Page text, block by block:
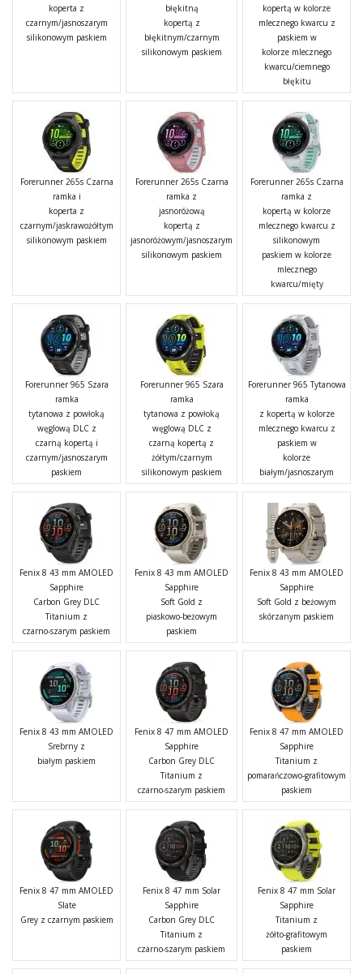
koperta z
czarnym/jasnoszarym
silikonowym paskiem
błękitną
kopertą z
błękitnym/czarnym
silikonowym paskiem
kopertą w kolorze
mlecznego kwarcu z
paskiem w
kolorze mlecznego
kwarcu/ciemnego
błękitu
Forerunner 265s Czarna
ramka i
koperta z
czarnym/jaskrawożółtym
silikonowym paskiem
Forerunner 265s Czarna
ramka z
jasnoróżową
kopertą z
jasnoróżowym/jasnoszarym
silikonowym paskiem
Forerunner 265s Czarna
ramka z
kopertą w kolorze
mlecznego kwarcu z
silikonowym
paskiem w kolorze
mlecznego
kwarcu/mięty
Forerunner 965 Szara
ramka
tytanowa z powłoką
węglową DLC z
czarną kopertą i
czarnym/jasnoszarym
paskiem
Forerunner 965 Szara
ramka
tytanowa z powłoką
węglową DLC z
czarną kopertą z
żółtym/czarnym
silikonowym paskiem
Forerunner 965 Tytanowa
ramka
z kopertą w kolorze
mlecznego kwarcu z
paskiem w
kolorze
białym/jasnoszarym
Fenix 8 43 mm AMOLED
Sapphire
Carbon Grey DLC
Titanium z
czarno-szarym paskiem
Fenix 8 43 mm AMOLED
Sapphire
Soft Gold z
piaskowo-beżowym
paskiem
Fenix 8 43 mm AMOLED
Sapphire
Soft Gold z beżowym
skórzanym paskiem
Fenix 8 43 mm AMOLED
Srebrny z
białym paskiem
Fenix 8 47 mm AMOLED
Sapphire
Carbon Grey DLC
Titanium z
czarno-szarym paskiem
Fenix 8 47 mm AMOLED
Sapphire
Titanium z
pomarańczowo-grafitowym
paskiem
Fenix 8 47 mm AMOLED
Slate
Grey z czarnym paskiem
Fenix 8 47 mm Solar
Sapphire
Carbon Grey DLC
Titanium z
czarno-szarym paskiem
Fenix 8 47 mm Solar
Sapphire
Titanium z
żółto-grafitowym
paskiem